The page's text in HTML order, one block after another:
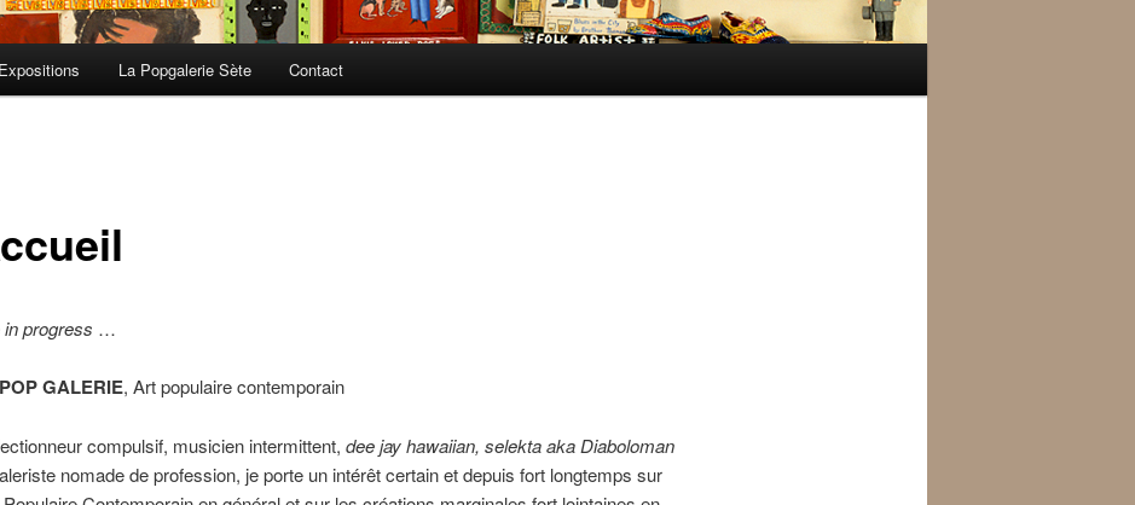
Expositions La Popgalerie Sète Contact
in progress …
GALERIE, Art populaire contemporain
compulsif, musicien intermittent, dee jay hawaiian, selekta aka Diaboloman
nomade de profession, je porte un intérêt certain et depuis fort longtemps sur